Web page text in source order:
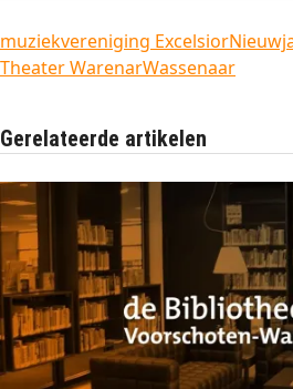
muziekvereniging Excelsior
Theater WarenarWassenaar
Gerelateerde artikelen